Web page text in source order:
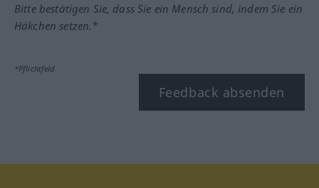
Bitte bestätigen Sie, dass Sie ein Mensch sind, indem Sie ein
Häkchen setzen.*
*Pflichtfeld
Feedback absenden